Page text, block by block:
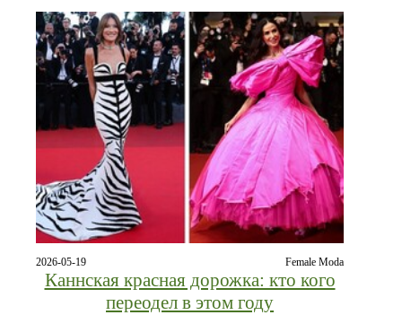
2026-05-19 Female Moda
Каннская красная дорожка: кто кого
переодел в этом году